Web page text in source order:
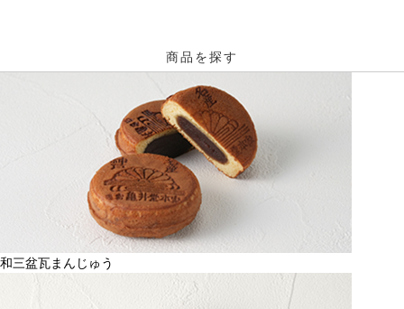
商品を探す
和三盆瓦まんじゅう